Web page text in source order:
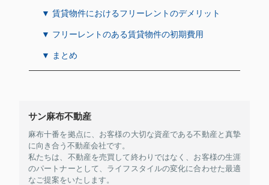
▼ 賃貸物件におけるフリーレントのデメリット
▼ フリーレントのある賃貸物件の初期費用
▼ まとめ
サン麻布不動産
麻布十番を拠点に、お客様の大切な資産である不動産と真摯
に向き合う不動産会社です。
私たちは、不動産を売買して終わりではなく、お客様の生涯
のパートナーとして、ライフスタイルの変化に合わせた最適
なご提案をいたします。